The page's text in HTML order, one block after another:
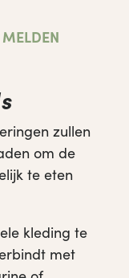
zullen
om de
te eten
kleding te
met